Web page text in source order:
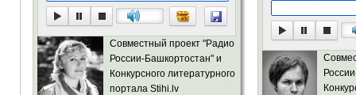
Совместный проект "Радио
России-Башкортостан" и
Конкурсного литературного
портала Stihi.lv